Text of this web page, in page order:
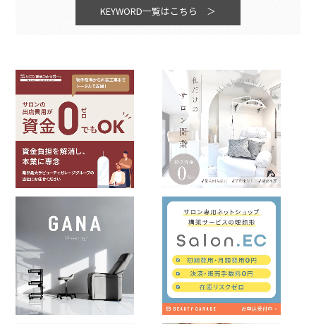
KEYWORD一覧はこちら